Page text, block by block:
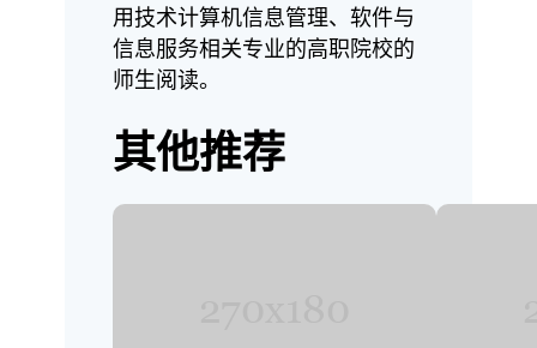
用技术计算机信息管理、软件与
信息服务相关专业的高职院校的
师生阅读。
其他推荐